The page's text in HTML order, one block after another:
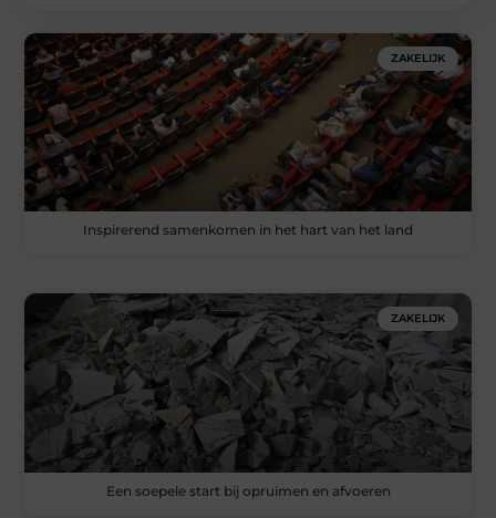
ZAKELIJK
Inspirerend samenkomen in het hart van het land
ZAKELIJK
Een soepele start bij opruimen en afvoeren